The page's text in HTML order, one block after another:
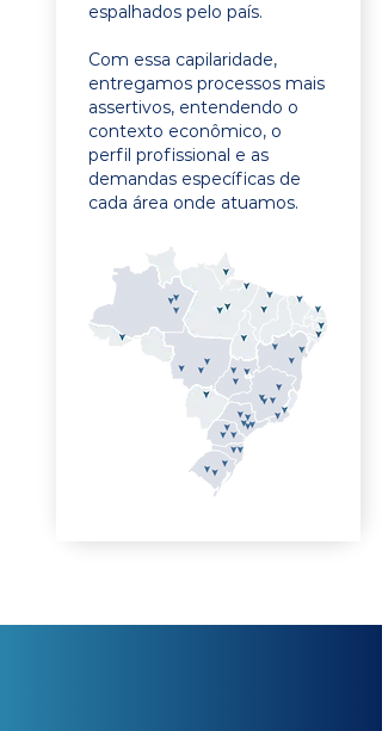
espalhados pelo país.
Com essa capilaridade,
entregamos processos mais
assertivos, entendendo o
contexto econômico, o
perfil profissional e as
demandas específicas de
cada área onde atuamos.